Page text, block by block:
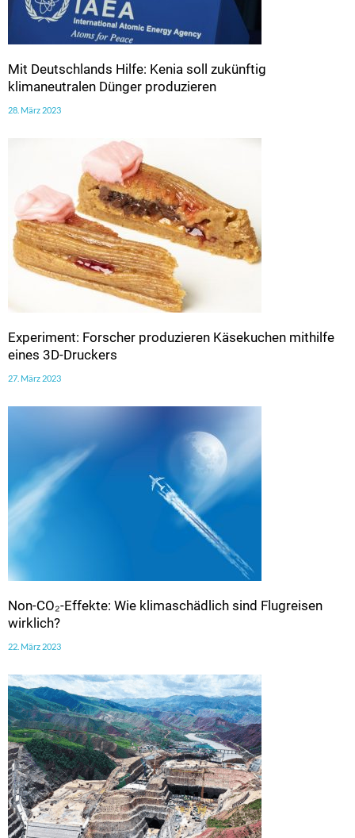
Mit Deutschlands Hilfe: Kenia soll zukünftig
klimaneutralen Dünger produzieren
28. März 2023
Experiment: Forscher produzieren Käsekuchen mithilfe
eines 3D-Druckers
27. März 2023
Non-CO₂-Effekte: Wie klimaschädlich sind Flugreisen
wirklich?
22. März 2023